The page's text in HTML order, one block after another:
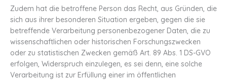
Zudem hat die betroffene Person das Recht, aus Gründen, die
sich aus ihrer besonderen Situation ergeben, gegen die sie
betreffende Verarbeitung personenbezogener Daten, die zu
wissenschaftlichen oder historischen Forschungszwecken
oder zu statistischen Zwecken gemäß Art. 89 Abs. 1 DS-GVO
erfolgen, Widerspruch einzulegen, es sei denn, eine solche
Verarbeitung ist zur Erfüllung einer im öffentlichen